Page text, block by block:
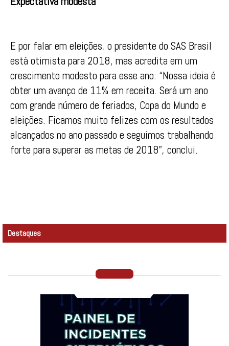
E por falar em eleições, o presidente do SAS Brasil
está otimista para 2018, mas acredita em um
crescimento modesto para esse ano: “Nossa ideia é
obter um avanço de 11% em receita. Será um ano
com grande número de feriados, Copa do Mundo e
eleições. Ficamos muito felizes com os resultados
alcançados no ano passado e seguimos trabalhando
forte para superar as metas de 2018”, conclui.
Destaques